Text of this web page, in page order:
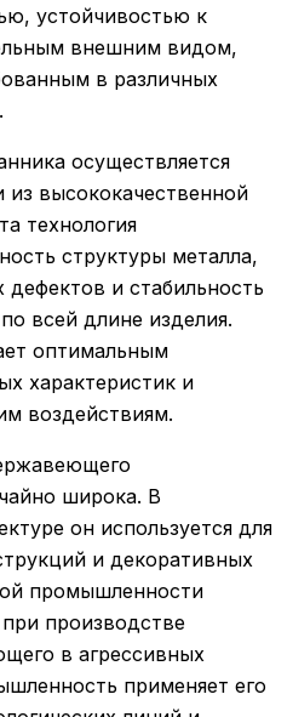
устойчивостью к
внешним видом,
в различных
осуществляется
из высококачественной
технология
структуры металла,
дефектов и стабильность
всей длине изделия.
оптимальным
характеристик и
воздействиям.
широка. В
он используется для
и декоративных
промышленности
производстве
в агрессивных
применяет его